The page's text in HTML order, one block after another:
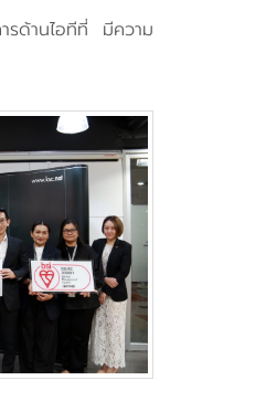
รด้านไอทีที่ มีความ